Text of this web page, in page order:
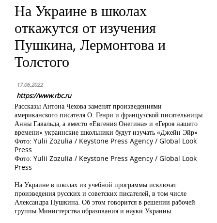
На Украине в школах
откажутся от изучения
Пушкина, Лермонтова и
Толстого
17.06.2022
https://www.rbc.ru
Рассказы Антона Чехова заменят произведениями
американского писателя О. Генри и французской писательницы
Анны Гавальда, а вместо «Евгения Онегина» и «Героя нашего
времени» украинские школьники будут изучать «Джейн Эйр»
Фото: Yulii Zozulia / Keystone Press Agency / Global Look
Press
Фото: Yulii Zozulia / Keystone Press Agency / Global Look
Press
На Украине в школах из учебной программы исключат
произведения русских и советских писателей, в том числе
Александра Пушкина. Об этом говорится в решении рабочей
группы Министерства образования и науки Украины.